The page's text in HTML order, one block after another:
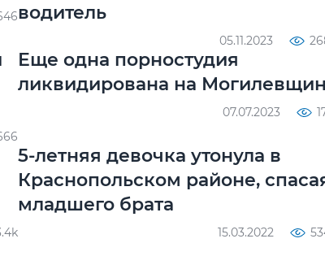
водитель
05.11.2023
Еще одна порностудия
ликвидирована на
07.07.2023
5-летняя девочка утонула в
Краснопольском районе,
младшего брата
15.03.2022